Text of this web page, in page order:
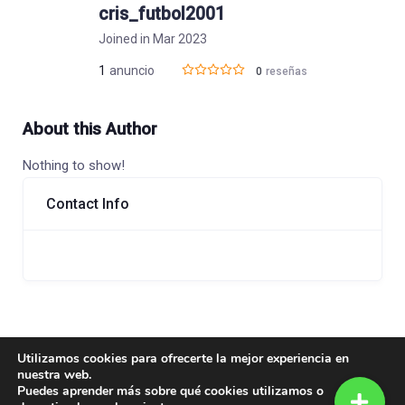
cris_futbol2001
Joined in Mar 2023
1 anuncio 0 reseñas
About this Author
Nothing to show!
Contact Info
Author Listings
Filter by category
Utilizamos cookies para ofrecerte la mejor experiencia en
nuestra web.
Puedes aprender más sobre qué cookies utilizamos o